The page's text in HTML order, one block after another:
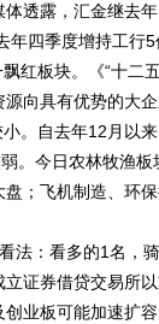
露，汇金继去
四季度增持工行
红板块。《“十二
向具有优势的大
。自去年12月以
。今日农林牧渔
；飞机制造、环
：看多的1名，
证券借贷交易所
业板可能加速扩